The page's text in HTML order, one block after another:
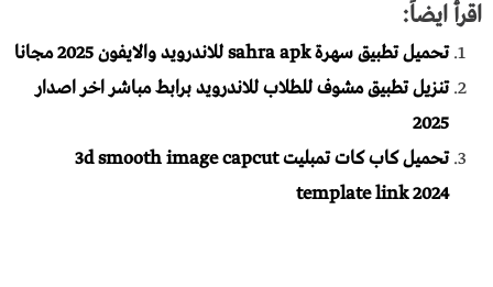
اقرأ ايضاً:
تحميل تطبيق سهرة sahra apk للاندرويد والايفون 2025 مجانا
تنزيل تطبيق مشوف للطلاب للاندرويد برابط مباشر اخر اصدار
2025
تحميل كاب كات تمبليت 3d smooth image capcut
template link 2024